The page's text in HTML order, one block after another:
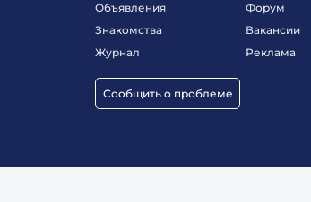
Объявления
Знакомства
Журнал
Сообщить о проблеме
Форум
Вакансии
Реклама